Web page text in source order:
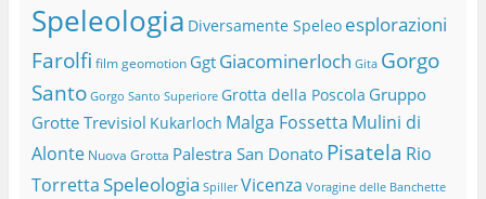
Speleologia Diversamente Speleo esplorazioni
Farolfi film geomotion Ggt Giacominerloch Gita Gorgo
Santo Gorgo Santo Superiore Grotta della Poscola Gruppo
Grotte Trevisiol Kukarloch Malga Fossetta Mulini di
Alonte Nuova Grotta Palestra San Donato Pisatela Rio
TorrettaSpeleologia Spiller Vicenza Voragine delle Banchette